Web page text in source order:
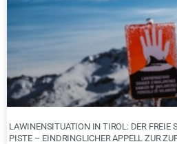
LAWINENSITUATION IN TIROL: DER FREIE
PISTE – EINDRINGLICHER APPELL ZUR